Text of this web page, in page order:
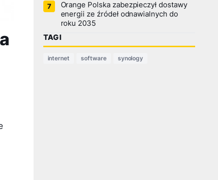
Orange Polska zabezpieczył dostawy
energii ze źródeł odnawialnych do
roku 2035
TAGI
internet software synology